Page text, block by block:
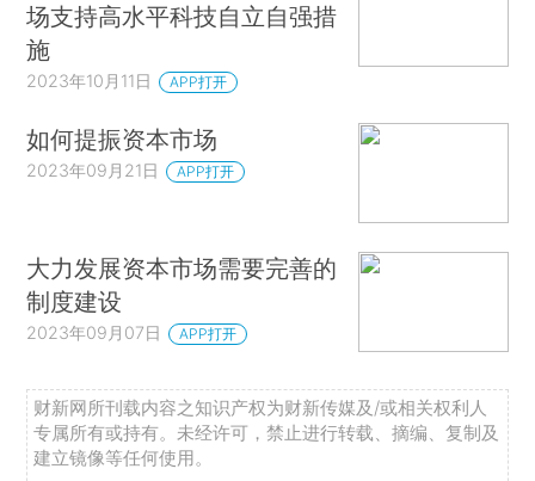
场支持高水平科技自立自强措
施
2023年10月11日 APP打开
如何提振资本市场
2023年09月21日 APP打开
大力发展资本市场需要完善的
制度建设
2023年09月07日 APP打开
财新网所刊载内容之知识产权为财新传媒及/或相关权利人
专属所有或持有。未经许可，禁止进行转载、摘编、复制及
建立镜像等任何使用。